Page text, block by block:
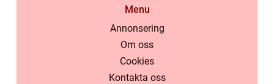
Menu
Annonsering
Om oss
Cookies
Kontakta oss